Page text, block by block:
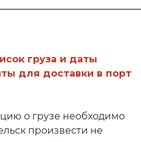
груза и даты
для доставки в порт
о грузе необходимо
произвести не